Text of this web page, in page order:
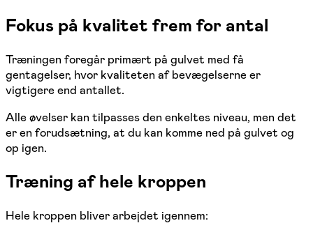
Fokus på kvalitet frem for antal
Træningen foregår primært på gulvet med få
gentagelser, hvor kvaliteten af bevægelserne er
vigtigere end antallet.
Alle øvelser kan tilpasses den enkeltes niveau, men det
er en forudsætning, at du kan komme ned på gulvet og
op igen.
Træning af hele kroppen
Hele kroppen bliver arbejdet igennem: